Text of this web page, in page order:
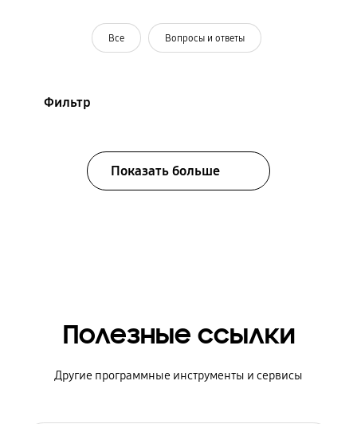
Все Вопросы и ответы
Фильтр
Показать больше
Полезные ссылки
Другие программные инструменты и сервисы